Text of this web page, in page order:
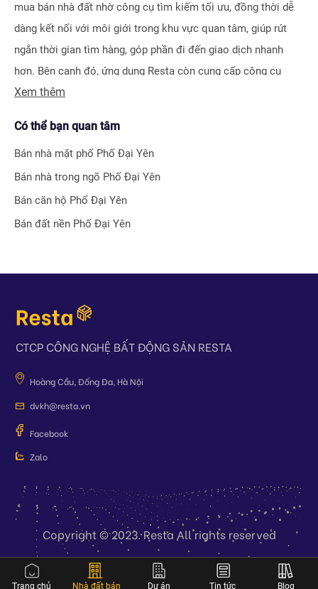
Trang chủ Nhà đất bán Dự án Tin tức Blog
mua bán nhà đất nhờ công cụ tìm kiếm tối ưu, đồng thời dễ
dàng kết nối với môi giới trong khu vực quan tâm, giúp rút
ngắn thời gian tìm hàng, góp phần đi đến giao dịch nhanh
hơn. Bên cạnh đó, ứng dụng Resta còn cung cấp công cụ
Đăng tin vô cùng tiện ích, giúp người bán hay môi giới nhận
thông minh.
phát triển nhiều công cụ hỗ trợ tối ưu cho các nhà đầu tư bất
động sản chuyên nghiệp như
miễn phí, Bộ lọc địa phương 360
tin rằngRestasẽ trở thành trợ thủ đắc lực cho nhà đầu tư
Xem thêm
Có thể bạn quan tâm
Bán nhà mặt phố Phố Đại Yên
Bán nhà trong ngõ Phố Đại Yên
Bán căn hộ Phố Đại Yên
Bán đất nền Phố Đại Yên
CTCP CÔNG NGHỆ BẤT ĐỘNG SẢN RESTA
Hoàng Cầu, Đống Đa, Hà Nội
dvkh@resta.vn
Facebook
Zalo
Copyright © 2023. Resta All rights reserved